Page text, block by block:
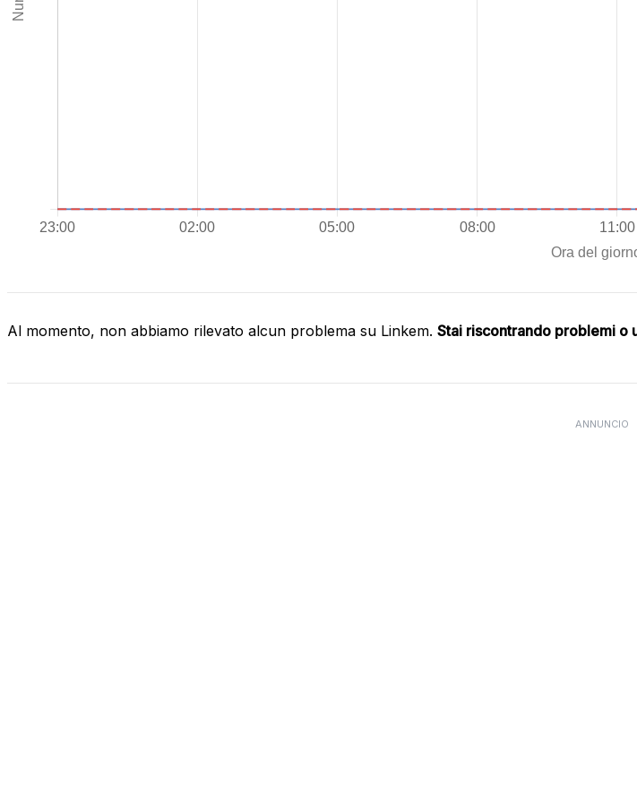
Al momento, non abbiamo rilevato alcun problema su Linkem. Stai riscontrando problemi o
ANNUNCIO